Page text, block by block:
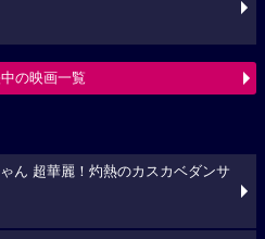
の映画一覧
ん 超華麗！灼熱のカスカベダンサ